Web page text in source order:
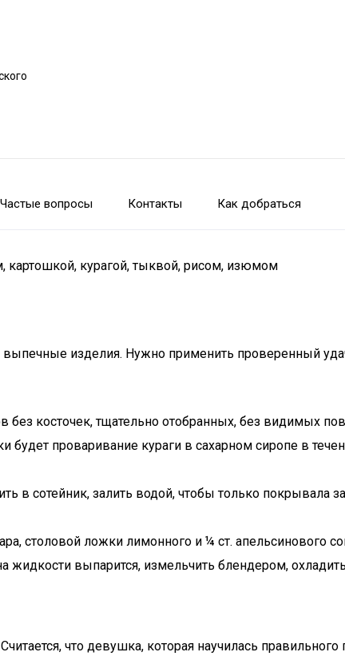
Частые вопросы Контакты Как добраться
картошкой, курагой, тыквой, рисом, изюмом
изделия. Нужно применить проверенный
без косточек, тщательно отобранных, без видимых
будет проваривание кураги в сахарном сиропе в
в сотейник, залить водой, чтобы только покрывала
столовой ложки лимонного и ¼ ст.
выпарится, измельчить блендером,
что девушка, которая научилась правильного